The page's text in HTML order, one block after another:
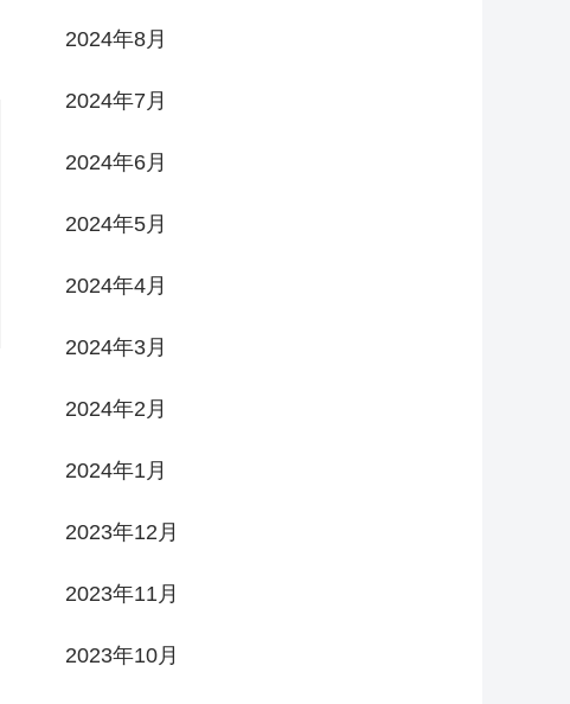
2024年8月
2024年7月
2024年6月
2024年5月
2024年4月
2024年3月
2024年2月
2024年1月
2023年12月
2023年11月
2023年10月